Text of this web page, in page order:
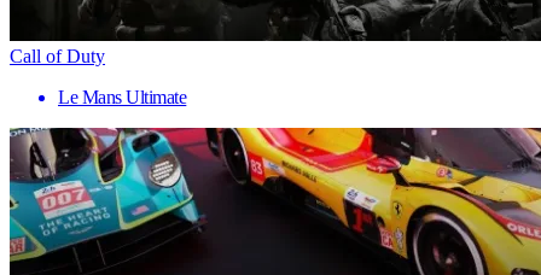
Call of Duty
Le Mans Ultimate